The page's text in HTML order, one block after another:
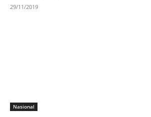
29/11/2019
Nasional